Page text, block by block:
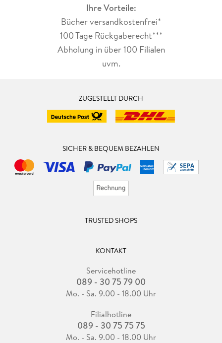
Ihre Vorteile:
Bücher versandkostenfrei*
100 Tage Rückgaberecht***
Abholung in über 100 Filialen
uvm.
ZUGESTELLT DURCH
SICHER & BEQUEM BEZAHLEN
TRUSTED SHOPS
KONTAKT
Servicehotline
089 - 30 75 79 00
Mo. - Sa. 9.00 - 18.00 Uhr
Filialhotline
089 - 30 75 75 75
Mo. - Sa. 9.00 - 18.00 Uhr